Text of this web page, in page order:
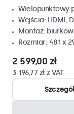
Wielopunktowy
Wejścia: HDMI,
Montaż:
Rozmiar: 481 x
2 599,00 zł
3 196,77 zł z VAT